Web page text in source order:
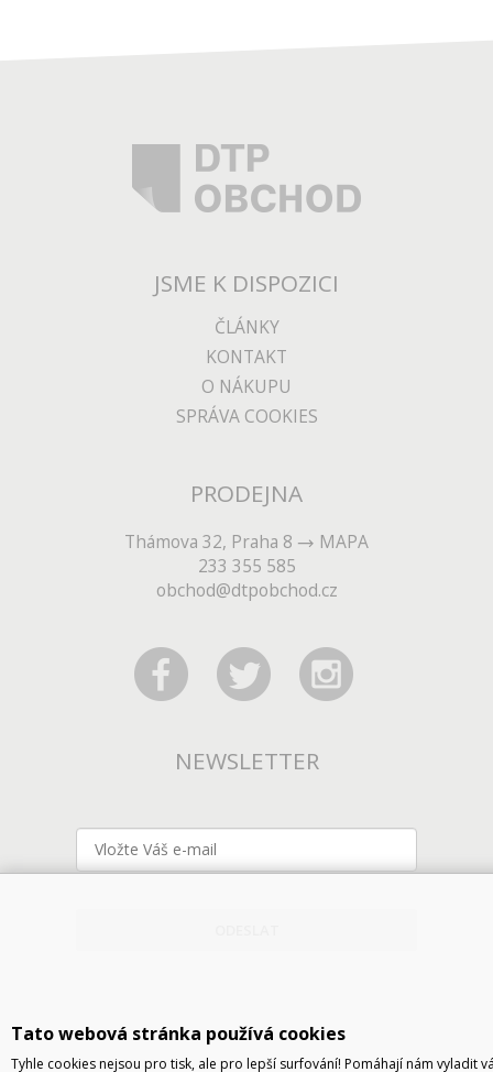
JSME K DISPOZICI
ČLÁNKY
KONTAKT
O NÁKUPU
SPRÁVA COOKIES
PRODEJNA
Thámova 32, Praha 8
MAPA
233 355 585
obchod@dtpobchod.cz
NEWSLETTER
Tato webová stránka používá cookies
Tyhle cookies nejsou pro tisk, ale pro lepší surfování! Pomáhají nám vyladit